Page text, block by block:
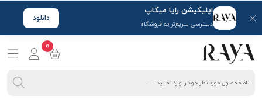
اپلیکیشن رایا میکاپ
دسترسی سریع‌تر به فروشگاه
دانلود
0